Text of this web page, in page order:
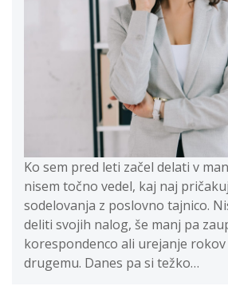
Ko sem pred leti začel delati v
nisem točno vedel, kaj naj
sodelovanja z poslovno tajnico.
deliti svojih nalog, še manj pa
korespondenco ali urejanje
drugemu. Danes pa si težko…